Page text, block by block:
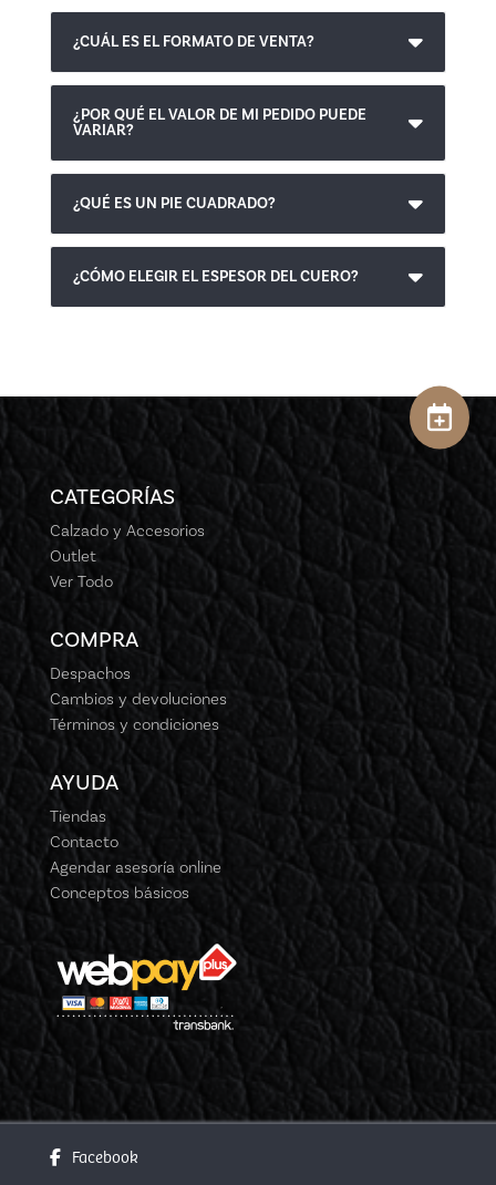
¿CUÁL ES EL FORMATO DE VENTA?
¿POR QUÉ EL VALOR DE MI PEDIDO PUEDE
VARIAR?
¿QUÉ ES UN PIE CUADRADO?
¿CÓMO ELEGIR EL ESPESOR DEL CUERO?
CATEGORÍAS
Calzado y Accesorios
Outlet
Ver Todo
COMPRA
Despachos
Cambios y devoluciones
Términos y condiciones
AYUDA
Tiendas
Contacto
Agendar asesoría online
Conceptos básicos
Facebook